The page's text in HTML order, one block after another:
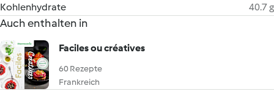
Kohlenhydrate
40.7 g
Auch enthalten in
Faciles ou créatives
60 Rezepte
Frankreich